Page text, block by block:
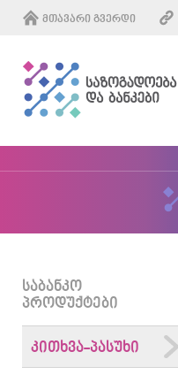
ᲛᲗᲐᲕᲐᲠᲘ ᲒᲕᲔᲠᲓᲘ
ᲡᲐᲑᲐᲜᲙᲝ
ᲞᲠᲝᲓᲣᲥᲢᲔᲑᲘ
ᲙᲘᲗᲮᲕᲐ-ᲞᲐᲡᲣᲮᲘ